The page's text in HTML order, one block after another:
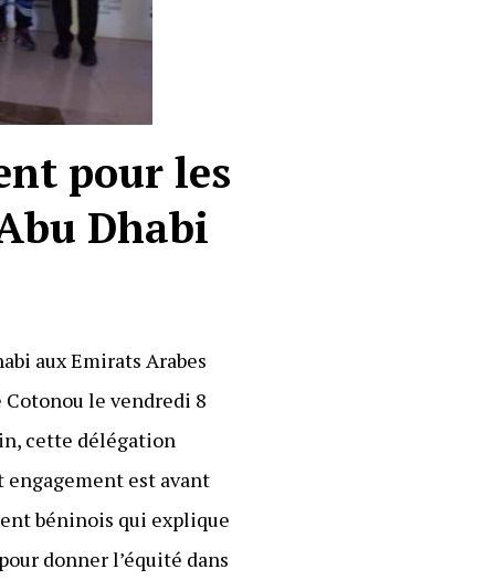
pour les
Dhabi
aux Emirats Arabes
Cotonou le vendredi 8
cette délégation
engagement est avant
béninois qui explique
donner l’équité dans